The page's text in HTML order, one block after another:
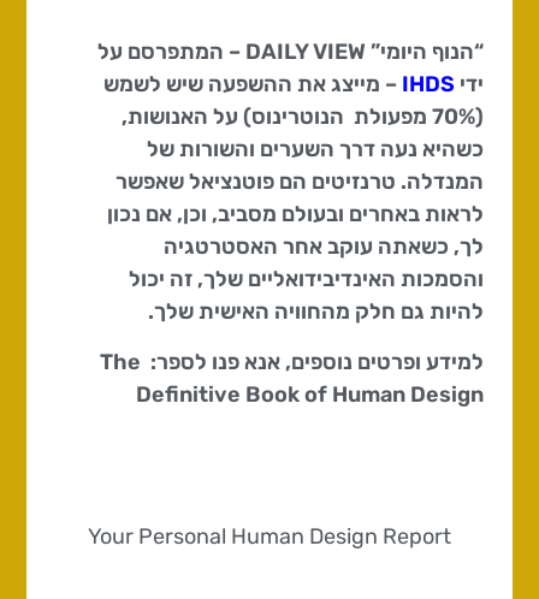
“הנוף היומי” DAILY VIEW – המתפרסם על
ידיIHDS – מייצג את ההשפעה שיש לשמש
(70% מפעולת הנוטרינוס) על האנושות,
כשהיא נעה דרך השערים והשורות של
המנדלה. טרנזיטים הם פוטנציאל שאפשר
לראות באחרים ובעולם מסביב, וכן, אם נכון
לך, כשאתה עוקב אחר האסטרטגיה
והסמכות האינדיבידואליים שלך, זה יכול
להיות גם חלק מהחוויה האישית שלך.
למידע ופרטים נוספים, אנא פנו לספר: The
Definitive Book of Human Design
Your Personal Human Design Report